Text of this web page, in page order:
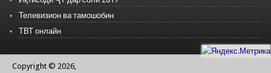
Телевизион ва тамошобин
ТВТ онлайн
Copyright © 2026,